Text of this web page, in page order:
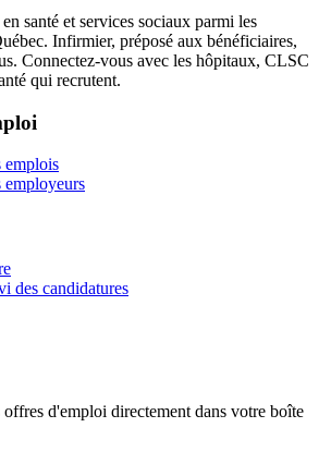
santé et services sociaux parmi les
Infirmier, préposé aux bénéficiaires,
Connectez-vous avec les hôpitaux, CLSC
qui recrutent.
emplois
employeurs
des candidatures
offres d'emploi directement dans votre boîte